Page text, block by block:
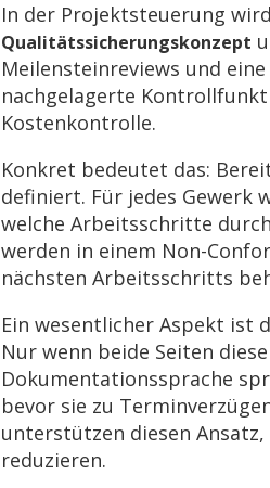
In der Projektsteuerung
Qualitätssicherungskonzept
Meilensteinreviews und
nachgelagerte
Kostenkontrolle.
Konkret bedeutet das:
definiert. Für jedes Gewerk
welche Arbeitsschritte
werden in einem Non-
nächsten Arbeitsschritts
Ein wesentlicher Aspekt ist
Nur wenn beide Seiten
Dokumentationssprache
bevor sie zu
unterstützen diesen
reduzieren.